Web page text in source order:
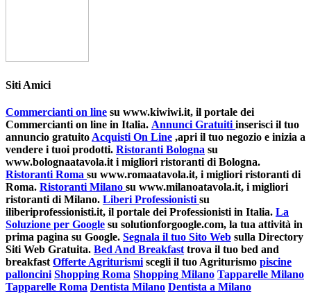
Siti Amici
Commercianti on line su www.kiwiwi.it, il portale dei
Commercianti on line in Italia. Annunci Gratuitiinserisci il tuo
annuncio gratuitoAcquisti On Line ,apri il tuo negozio e inizia a
vendere i tuoi prodotti. Ristoranti Bologna su
www.bolognaatavola.it i migliori ristoranti di Bologna.
Ristoranti Roma su www.romaatavola.it, i migliori ristoranti di
Roma. Ristoranti Milano su www.milanoatavola.it, i migliori
ristoranti di Milano. Liberi Professionistisu
iliberiprofessionisti.it, il portale dei Professionisti in Italia. La
Soluzione per Google su solutionforgoogle.com, la tua attività in
prima pagina su Google. Segnala il tuo Sito Web sulla Directory
Siti Web Gratuita. Bed And Breakfasttrova il tuo bed and
breakfastOfferte Agriturismiscegli il tuo Agriturismo piscine
palloncini Shopping Roma Shopping Milano Tapparelle Milano
Tapparelle Roma Dentista Milano Dentista a Milano